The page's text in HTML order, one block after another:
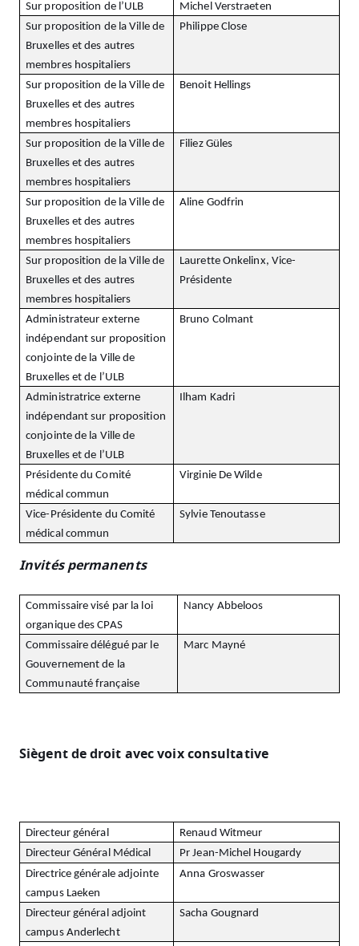
Sur proposition de l’ULB
Michel Verstraeten
Sur proposition de la Ville de
Bruxelles et des autres
membres hospitaliers
Philippe Close
Sur proposition de la Ville de
Bruxelles et des autres
membres hospitaliers
Benoit Hellings
Sur proposition de la Ville de
Bruxelles et des autres
membres hospitaliers
Filiez Güles
Sur proposition de la Ville de
Bruxelles et des autres
membres hospitaliers
Aline Godfrin
Sur proposition de la Ville de
Bruxelles et des autres
membres hospitaliers
Laurette Onkelinx, Vice-
Présidente
Administrateur externe
indépendant sur proposition
conjointe de la Ville de
Bruxelles et de l’ULB
Bruno Colmant
Administratrice externe
indépendant sur proposition
conjointe de la Ville de
Bruxelles et de l’ULB
Ilham Kadri
Présidente du Comité
médical commun
Virginie De Wilde
Vice-Présidente du Comité
médical commun
Sylvie Tenoutasse
Invités permanents
Commissaire visé par la loi
organique des CPAS
Nancy Abbeloos
Commissaire délégué par le
Gouvernement de la
Communauté française
Marc Mayné
Siègent de droit avec voix consultative
Directeur général
Renaud Witmeur
Directeur Général Médical
Pr Jean-Michel Hougardy
Directrice générale adjointe
campus Laeken
Anna Groswasser
Directeur général adjoint
campus Anderlecht
Sacha Gougnard